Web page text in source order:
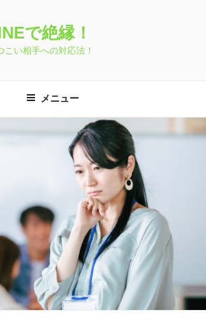
で絶縁！
こい相手への対応法！
メニュー